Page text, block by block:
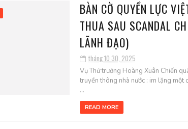
BÀN CỜ QUYỀN LỰC
THUA SAU SCANDAL
LÃNH ĐẠO)
tháng 10 30, 2025
Vụ Thứ trưởng Hoàng Xuân Chiến
truyền thông nhà nước : im lặng một
...
READ MORE